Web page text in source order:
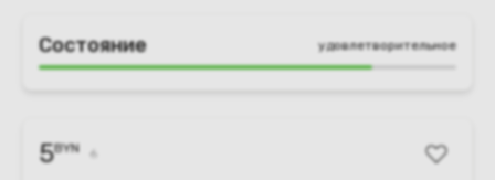
Состояние удовлетворительное
5BYN 6